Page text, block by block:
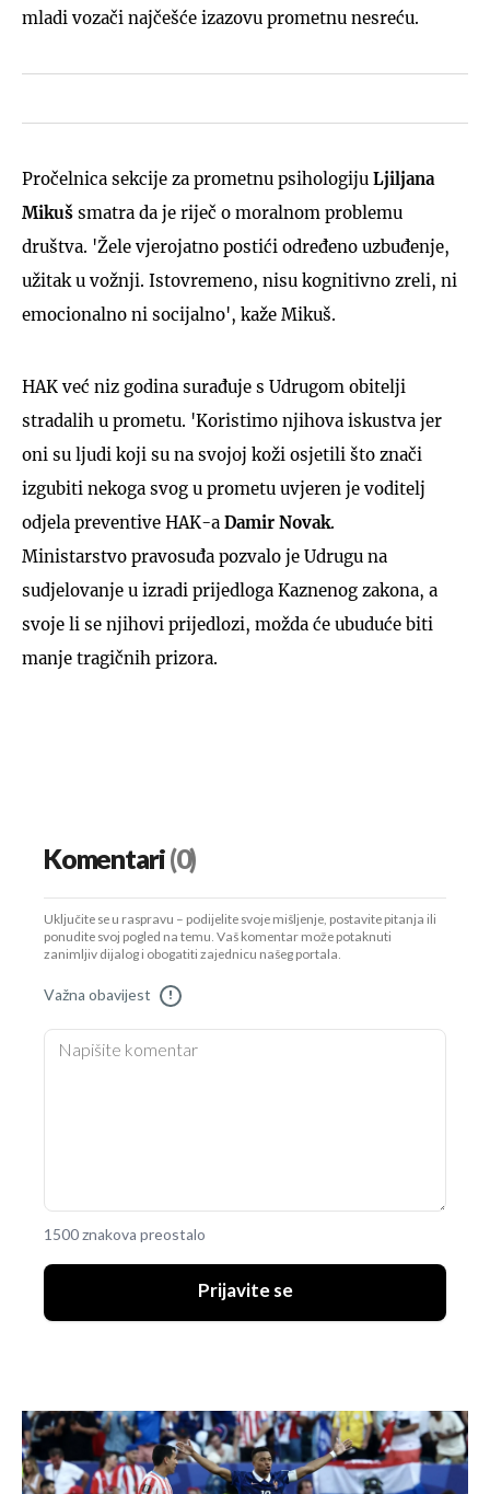
mladi vozači najčešće izazovu prometnu nesreću.
Pročelnica sekcije za prometnu psihologiju Ljiljana
Mikuš smatra da je riječ o moralnom problemu
društva. 'Žele vjerojatno postići određeno uzbuđenje,
užitak u vožnji. Istovremeno, nisu kognitivno zreli, ni
emocionalno ni socijalno', kaže Mikuš.
HAK već niz godina surađuje s Udrugom obitelji
stradalih u prometu. 'Koristimo njihova iskustva jer
oni su ljudi koji su na svojoj koži osjetili što znači
izgubiti nekoga svog u prometu uvjeren je voditelj
odjela preventive HAK-a Damir Novak.
Ministarstvo pravosuđa pozvalo je Udrugu na
sudjelovanje u izradi prijedloga Kaznenog zakona, a
svoje li se njihovi prijedlozi, možda će ubuduće biti
manje tragičnih prizora.
Komentari(0)
Uključite se u raspravu – podijelite svoje mišljenje, postavite pitanja ili
ponudite svoj pogled na temu. Vaš komentar može potaknuti
zanimljiv dijalog i obogatiti zajednicu našeg portala.
Važna obavijest !
1500 znakova preostalo
Prijavite se